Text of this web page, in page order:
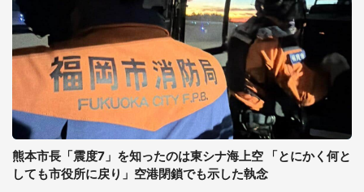
熊本市長「震度7」を知ったのは東シナ海上空 「とにかく何と
しても市役所に戻り」空港閉鎖でも示した執念